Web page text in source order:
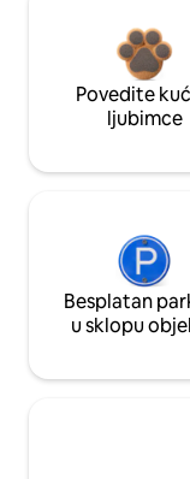
Povedite
ljubimce
Besplatan
u sklopu